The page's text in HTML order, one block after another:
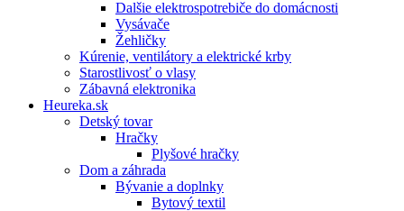
Dalšie elektrospotrebiče do domácnosti
Vysávače
Žehličky
Kúrenie, ventilátory a elektrické krby
Starostlivosť o vlasy
Zábavná elektronika
Heureka.sk
Detský tovar
Hračky
Plyšové hračky
Dom a záhrada
Bývanie a doplnky
Bytový textil